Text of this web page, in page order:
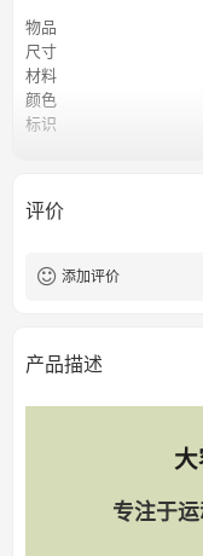
物品
尺寸
材料
颜色
标识
评价
添加评价
产品描述
专注于